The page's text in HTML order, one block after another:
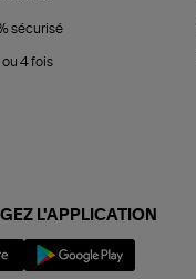
sécurisé
ou 4 fois
L'APPLICATION